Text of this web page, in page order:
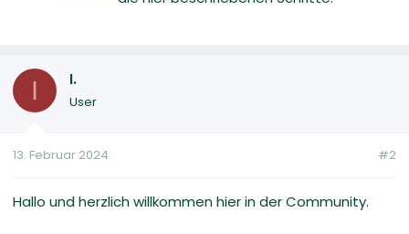
I I.
User
13. Februar 2024 #2
Hallo und herzlich willkommen hier in der Community.